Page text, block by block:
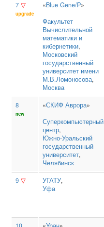
7 ▽
upgrade
«Blue Gene/P»
Факультет
Вычислительной
математики и
кибернетики,
Московский
государственный
университет имени
М.В.Ломоносова,
Москва
8
new
«СКИФ Аврора»
Суперкомпьютерный
центр,
Южно‑Уральский
государственный
университет,
Челябинск
9 ▽ УГАТУ,
Уфа